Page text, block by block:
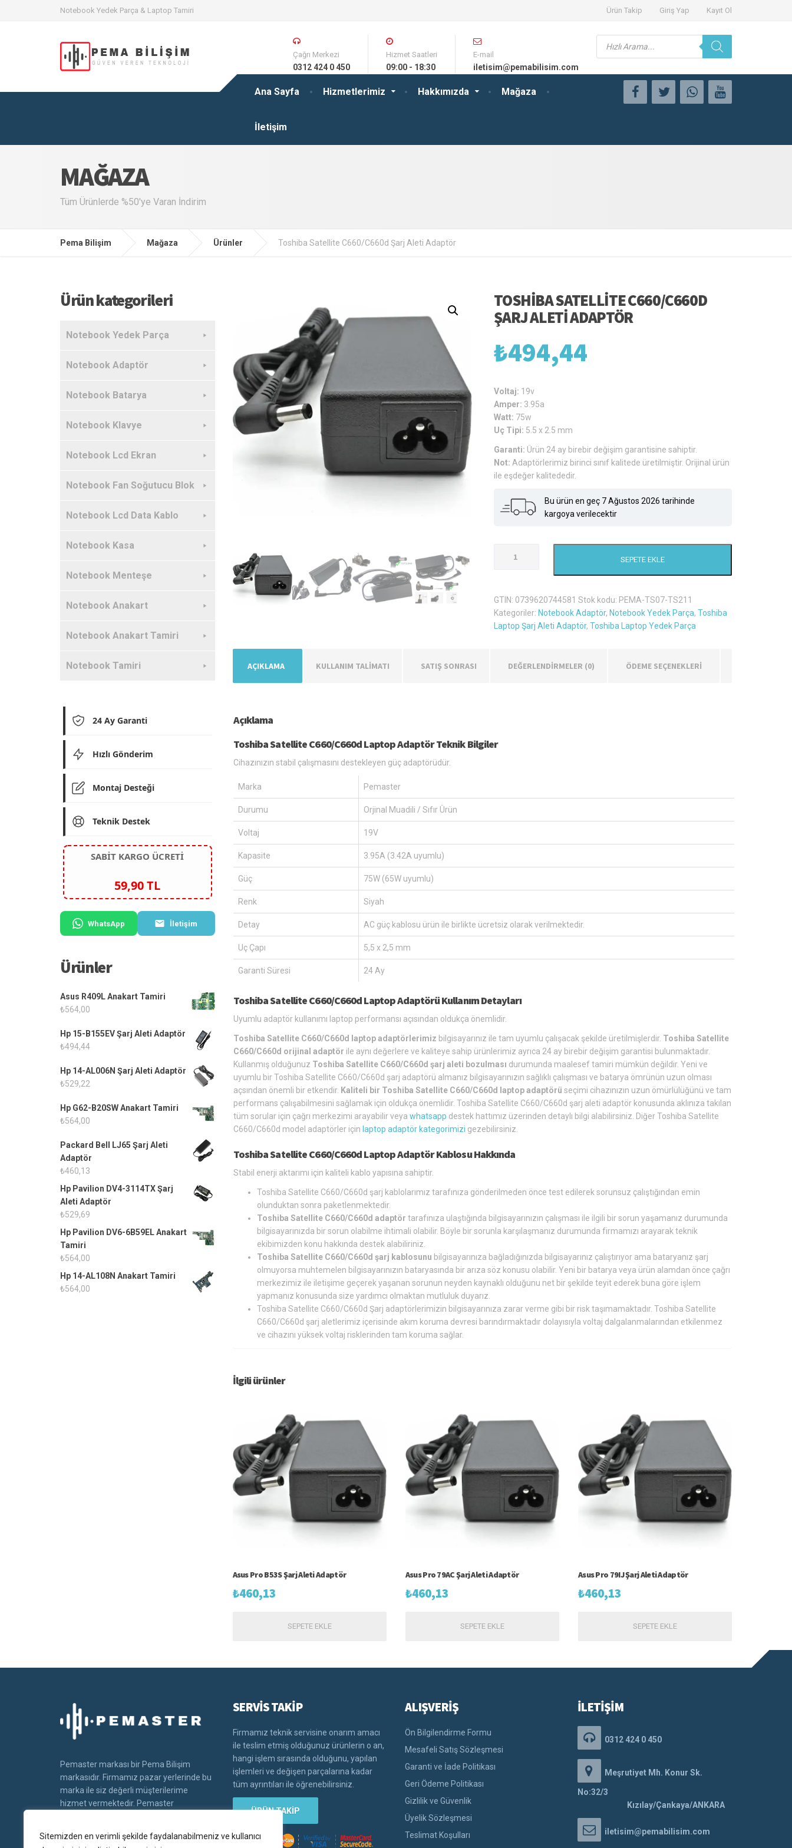
Sitemizden en verimli şekilde faydalanabilmeniz ve kullanıcı
Notebook Yedek Parça & Laptop Tamiri Ürün Takip Giriş Yap Kayıt Ol
Ana Sayfa Hizmetlerimiz Hakkımızda Mağaza
İletişim
Çağrı Merkezi
0312 424 0 450
Hizmet Saatleri
09:00 - 18:30
E-mail
iletisim@pemabilisim.com
Products
search
MAĞAZA
Tüm Ürünlerde %50'ye Varan İndirim
Pema Bilişim Mağaza Ürünler Toshiba Satellite C660/C660d Şarj Aleti Adaptör
TOSHIBA SATELLITE C660/C660D
ŞARJ ALETI ADAPTÖR
₺494,44
Voltaj: 19v
Amper: 3.95a
Watt: 75w
Uç Tipi: 5.5 x 2.5 mm
Garanti: Ürün 24 ay birebir değişim garantisine sahiptir.
Not: Adaptörlerimiz birinci sınıf kalitede üretilmiştir. Orijinal ürün
ile eşdeğer kalitededir.
Bu ürün en geç 7 Ağustos 2026 tarihinde
kargoya verilecektir
Satellite
Aleti
Adaptör
adet
SEPETE EKLE
GTIN: 0739620744581 Stok kodu: PEMA-TS07-TS211
Kategoriler: Notebook Adaptör, Notebook Yedek Parça,Toshiba
Laptop Şarj Aleti Adaptör,Toshiba Laptop Yedek Parça
AÇIKLAMA KULLANIM TALİMATI SATIŞ SONRASI DEĞERLENDIRMELER (0) ÖDEME SEÇENEKLERİ
Açıklama
Toshiba Satellite C660/C660d Laptop Adaptör Teknik Bilgiler
Cihazınızın stabil çalışmasını destekleyen güç adaptörüdür.
Marka Pemaster
Durumu Orjinal Muadili / Sıfır Ürün
Voltaj 19V
Kapasite 3.95A (3.42A uyumlu)
Güç 75W (65W uyumlu)
Renk Siyah
Detay AC güç kablosu ürün ile birlikte ücretsiz olarak verilmektedir.
Uç Çapı 5,5 x 2,5 mm
Garanti Süresi 24 Ay
Toshiba Satellite C660/C660d Laptop Adaptörü Kullanım Detayları
Uyumlu adaptör kullanımı laptop performansı açısından oldukça önemlidir.
Toshiba Satellite C660/C660d laptop adaptörlerimiz bilgisayarınız ile tam uyumlu çalışacak şekilde üretilmişlerdir. Toshiba Satellite
C660/C660d orijinal adaptör ile aynı değerlere ve kaliteye sahip ürünlerimiz ayrıca 24 ay birebir değişim garantisi bulunmaktadır.
Kullanmış olduğunuz Toshiba Satellite C660/C660d şarj aleti bozulması durumunda maalesef tamiri mümkün değildir. Yeni ve
uyumlu bir Toshiba Satellite C660/C660d şarj adaptörü almanız bilgisayarınızın sağlıklı çalışması ve batarya ömrünün uzun olması
açsından önemli bir etkendir. Kaliteli bir Toshiba Satellite C660/C660d laptop adaptörü seçimi cihazınızın uzun ömürlülüğünü ve tam
performans çalışabilmesini sağlamak için oldukça önemlidir. Toshiba Satellite C660/C660d şarj aleti adaptör konusunda aklınıza takılan
tüm sorular için çağrı merkezimi arayabilir veya whatsapp destek hattımız üzerinden detaylı bilgi alabilirsiniz. Diğer Toshiba Satellite
C660/C660d model adaptörler için laptop adaptör kategorimizi gezebilirsiniz.
Toshiba Satellite C660/C660d Laptop Adaptör Kablosu Hakkında
Stabil enerji aktarımı için kaliteli kablo yapısına sahiptir.
Toshiba Satellite C660/C660d şarj kablolarımız tarafınıza gönderilmeden önce test edilerek sorunsuz çalıştığından emin
olunduktan sonra paketlenmektedir.
Toshiba Satellite C660/C660d adaptör tarafınıza ulaştığında bilgisayarınızın çalışması ile ilgili bir sorun yaşamanız durumunda
bilgisayarınızda bir sorun olabilme ihtimali olabilir. Böyle bir sorunla karşılaşmanız durumunda firmamızı arayarak teknik
ekibimizden konu hakkında destek alabiliriniz.
Toshiba Satellite C660/C660d şarj kablosunu bilgisayarınıza bağladığınızda bilgisayarınız çalıştırıyor ama bataryanız şarj
olmuyorsa muhtemelen bilgisayarınızın bataryasında bir arıza söz konusu olabilir. Yeni bir batarya veya ürün alamdan önce çağrı
merkezimiz ile iletişime geçerek yaşanan sorunun neyden kaynaklı olduğunu net bir şekilde teyit ederek buna göre işlem
yapmanız konusunda size yardımcı olmaktan mutluluk duyarız.
Toshiba Satellite C660/C660d Şarj adaptörlerimizin bilgisayarınıza zarar verme gibi bir risk taşımamaktadır. Toshiba Satellite
C660/C660d şarj aletlerimiz içerisinde akım koruma devresi barındırmaktadır dolayısıyla voltaj dalgalanmalarından etkilenmez
ve cihazını yüksek voltaj risklerinden tam koruma sağlar.
İlgili ürünler
Asus Pro B53S Şarj Aleti Adaptör
₺460,13
SEPETE EKLE
Asus Pro 79AC Şarj Aleti Adaptör
₺460,13
SEPETE EKLE
Asus Pro 79IJ Şarj Aleti Adaptör
₺460,13
SEPETE EKLE
Ürün kategorileri
Notebook Yedek Parça
Notebook Adaptör
Notebook Batarya
Notebook Klavye
Notebook Lcd Ekran
Notebook Fan Soğutucu Blok
Notebook Lcd Data Kablo
Notebook Kasa
Notebook Menteşe
Notebook Anakart
Notebook Anakart Tamiri
Notebook Tamiri
24 Ay Garanti
Hızlı Gönderim
Montaj Desteği
Teknik Destek
SABİT KARGO ÜCRETİ
59,90 TL
WhatsApp İletişim
Ürünler
Asus R409L Anakart Tamiri
₺564,00
Hp 15-B155EV Şarj Aleti Adaptör
₺494,44
Hp 14-AL006N Şarj Aleti Adaptör
₺529,22
Hp G62-B20SW Anakart Tamiri
₺564,00
Packard Bell LJ65 Şarj Aleti
Adaptör
₺460,13
Hp Pavilion DV4-3114TX Şarj
Aleti Adaptör
₺529,69
Hp Pavilion DV6-6B59EL Anakart
Tamiri
₺564,00
Hp 14-AL108N Anakart Tamiri
₺564,00
Pemaster markası bir Pema Bilişim
markasıdır. Firmamız pazar yerlerinde bu
marka ile siz değerli müşterilerime
hizmet vermektedir. Pemaster
SERVİS TAKİP
Firmamız teknik servisine onarım amacı
ile teslim etmiş olduğunuz ürünlerin o an,
hangi işlem sırasında olduğunu, yapılan
işlemleri ve değişen parçalarına kadar
tüm ayrıntıları ile öğrenebilirsiniz.
ÜRÜN TAKİP
ALIŞVERİŞ
Ön Bilgilendirme Formu
Mesafeli Satış Sözleşmesi
Garanti ve İade Politikası
Geri Ödeme Politikası
Gizlilik ve Güvenlik
Üyelik Sözleşmesi
Teslimat Koşulları
İLETİŞİM
0312 424 0 450
Meşrutiyet Mh. Konur Sk.
No:32/3
Kızılay/Çankaya/ANKARA
iletisim@pemabilisim.com